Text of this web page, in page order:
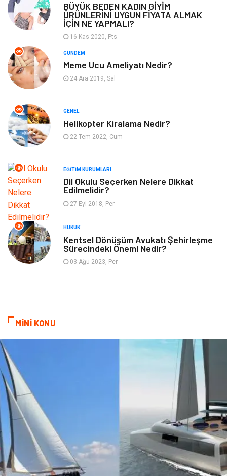
Eğitim Kurumları Yapı İnşaat
Güzellik Mobilya
Bahçe Ev Maden ve Metal
Finans & Ekonomi
Plastik
Tekstil
Hizmet
İnternet Ambalaj
Kültür
Kiralama Servisleri
Basın Yayın
Dernekler ve Birlikler Periyodik Kontrol
Moda İthalat İhracat
Alüminyum Tarım & Hayvancılık
BÜYÜK BEDEN KADIN GİYİM
ÜRÜNLERİNİ UYGUN FİYATA ALMAK
İÇİN NE YAPMALI?
16 Kas 2020, Pts
GÜNDEM
Meme Ucu Ameliyatı Nedir?
24 Ara 2019, Sal
GENEL
Helikopter Kiralama Nedir?
22 Tem 2022, Cum
EĞITIM KURUMLARI
Dil Okulu Seçerken Nelere Dikkat
Edilmelidir?
27 Eyl 2018, Per
HUKUK
Kentsel Dönüşüm Avukatı Şehirleşme
Sürecindeki Önemi Nedir?
03 Ağu 2023, Per
MİNİ KONU